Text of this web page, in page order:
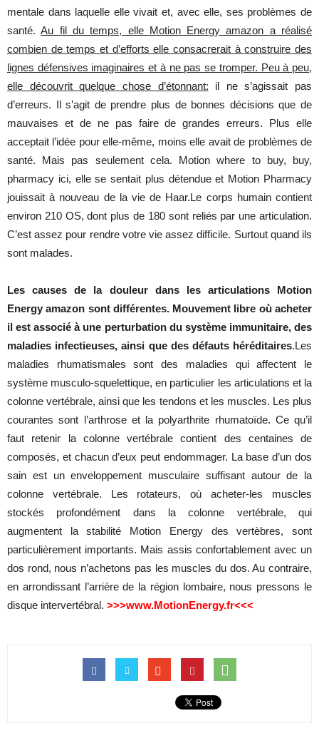
mentale dans laquelle elle vivait et, avec elle, ses problèmes de
santé.Au fil du temps, elle Motion Energy amazon a réalisé
combien de temps et d’efforts elle consacrerait à construire des
lignes défensives imaginaires et à ne pas se tromper. Peu à peu,
elle découvrit quelque chose d’étonnant: il ne s’agissait pas
d’erreurs. Il s’agit de prendre plus de bonnes décisions que de
mauvaises et de ne pas faire de grandes erreurs. Plus elle
acceptait l’idée pour elle-même, moins elle avait de problèmes de
santé. Mais pas seulement cela. Motion where to buy, buy,
pharmacy ici, elle se sentait plus détendue et Motion Pharmacy
jouissait à nouveau de la vie de Haar.Le corps humain contient
environ 210 OS, dont plus de 180 sont reliés par une articulation.
C’est assez pour rendre votre vie assez difficile. Surtout quand ils
sont malades.
Les causes de la douleur dans les articulations Motion
Energy amazon sont différentes. Mouvement libre où acheter
il est associé à une perturbation du système immunitaire, des
maladies infectieuses, ainsi que des défauts héréditaires.Les
maladies rhumatismales sont des maladies qui affectent le
système musculo-squelettique, en particulier les articulations et la
colonne vertébrale, ainsi que les tendons et les muscles. Les plus
courantes sont l’arthrose et la polyarthrite rhumatoïde. Ce qu’il
faut retenir la colonne vertébrale contient des centaines de
composés, et chacun d’eux peut endommager. La base d’un dos
sain est un enveloppement musculaire suffisant autour de la
colonne vertébrale. Les rotateurs, où acheter-les muscles
stockés profondément dans la colonne vertébrale, qui
augmentent la stabilité Motion Energy des vertèbres, sont
particulièrement importants. Mais assis confortablement avec un
dos rond, nous n’achetons pas les muscles du dos. Au contraire,
en arrondissant l’arrière de la région lombaire, nous pressons le
disque intervertébral. >>>www.MotionEnergy.fr<<<